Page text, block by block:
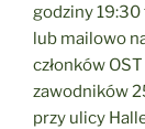
godziny
lub mailowo
członków
zawodników
przy ulicy